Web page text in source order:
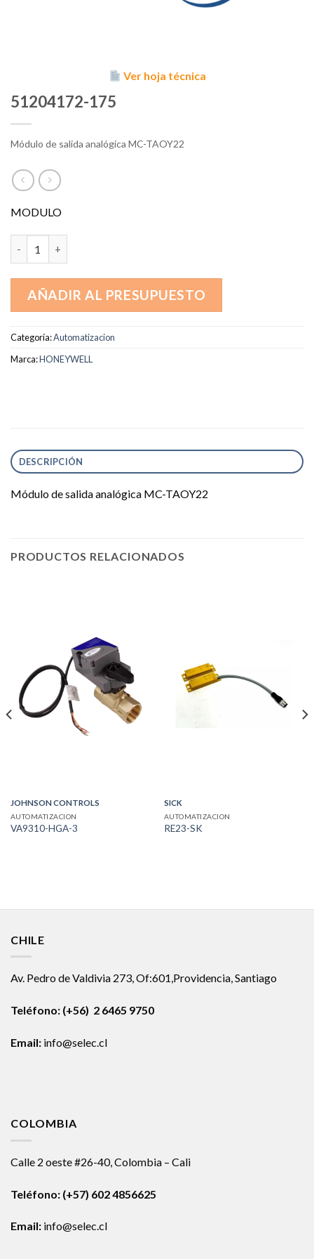
Ver hoja técnica
51204172-175
Módulo de salida analógica MC-TAOY22
MODULO
AÑADIR AL PRESUPUESTO
Categoría:Automatizacion
Marca:HONEYWELL
DESCRIPCIÓN
Módulo de salida analógica MC-TAOY22
PRODUCTOS RELACIONADOS
JOHNSON CONTROLS
AUTOMATIZACION
VA9310-HGA-3
SICK
AUTOMATIZACION
RE23-SK
CHILE
Av. Pedro de Valdivia 273, Of:601,Providencia, Santiago
Teléfono: (+56) 2 6465 9750
Email: info@selec.cl
COLOMBIA
Calle 2 oeste #26-40, Colombia – Cali
Teléfono: (+57) 602 4856625
Email: info@selec.cl